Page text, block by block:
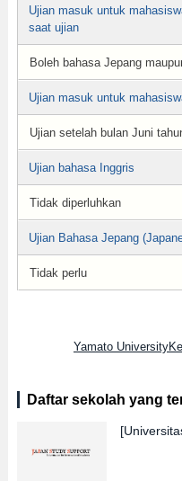
Ujian masuk untuk
saat ujian
Boleh bahasa Jepang
Ujian masuk untuk
Ujian setelah bulan Juni
Ujian bahasa Inggris
Tidak diperluhkan
Ujian Bahasa Jepang
Tidak perlu
Yamato
Daftar sekolah yang